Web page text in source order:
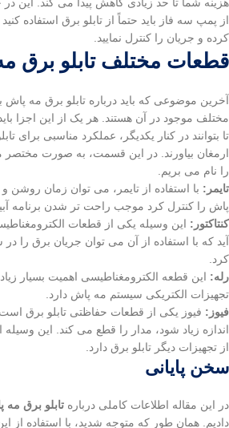
هزینه شما تا حد زیادی کاهش پیدا می کند. این
از پمپ سه فاز باید حتماً از تابلو برق استفاده
کرده و جریان را کنترل نمایید.
قطعات مختلف تابلو برق
آخرین موضوعی که باید درباره تابلو برق مه پاش
مختلف موجود در آن هستند. هر یک از این اجزا باید
تا بتوانند در کنار یکدیگر، عملکرد مناسبی برای
ارمغان بیاورند. در این قسمت، به صورت مختصر
را نام می بریم.
تایمر: با استفاده از تایمر، می توان زمان
پاش را کنترل کرد موجب راحت تر شدن برنامه
کنتاکتور: این وسیله یکی از قطعات
آید که با استفاده از آن می توان جریان برق را
کرد.
رله: این قطعه الکترومغناطیسی اهمیت بسیار
تجهیزات الکتریکی سیستم مه پاش دارد.
فیوز: فیوز یکی از قطعات حفاظتی تابلو برق
اندازه زیاد شود، مدار را قطع می کند. این
از تجهیزات دیگر تابلو برق دارد.
سخن پایانی
در این مقاله اطلاعات کاملی درباره تابلو برق مه
دادیم. همان طور که متوجه شدید، با استفاده از